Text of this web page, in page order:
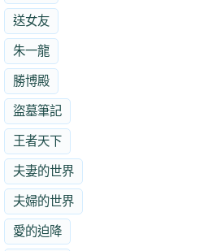
送女友
朱一龍
勝博殿
盜墓筆記
王者天下
夫妻的世界
夫婦的世界
愛的迫降